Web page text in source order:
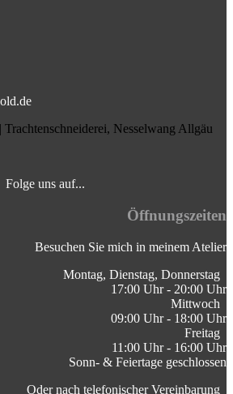
Folge uns auf... ⁣
Öffnungszeiten
mich in meinem Atelier
Montag, Dienstag, Donnerstag ⁣
17:00 Uhr - 20:00 Uhr
Mittwoch
09:00 Uhr - 18:00 Uhr
Freitag
11:00 Uhr - 16:00 Uhr
Sonn- & Feiertage geschlossen
Oder nach telefonischer Vereinbarung ⁣